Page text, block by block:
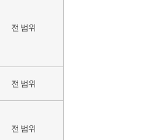
전 범위
전 범위
전 범위